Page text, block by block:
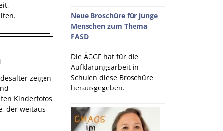
zeigen
Kinderfotos
der weitaus
Neue Broschüre für junge
Menschen zum Thema
FASD
Die ÄGGF hat für die
Aufklärungsarbeit in
Schulen diese Broschüre
herausgegeben.